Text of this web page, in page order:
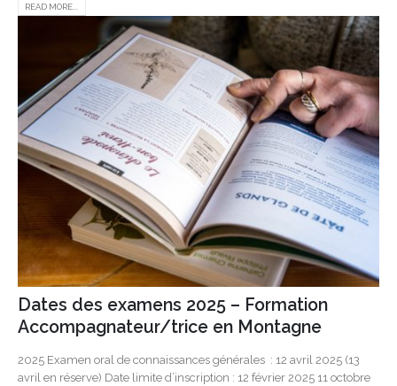
READ MORE...
Dates des examens 2025 – Formation
Accompagnateur/trice en Montagne
2025 Examen oral de connaissances générales : 12 avril 2025 (13
avril en réserve) Date limite d’inscription : 12 février 2025 11 octobre